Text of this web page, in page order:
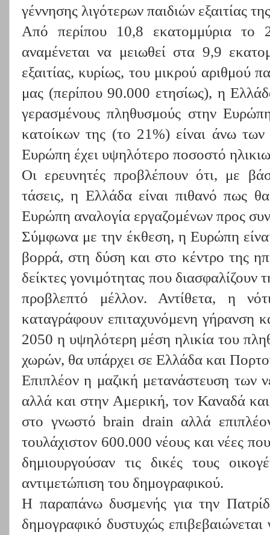
γέννησης λιγότερων παιδιών εξαιτίας
Από περίπου 10,8 εκατομμύρια το
αναμένεται να μειωθεί στα 9,9
εξαιτίας, κυρίως, του μικρού αριθμού
μας (περίπου 90.000 ετησίως), η
γερασμένους πληθυσμούς στην
κατοίκων της (το 21%) είναι άνω
Ευρώπη έχει υψηλότερο ποσοστό
Οι ερευνητές προβλέπουν ότι, με
τάσεις, η Ελλάδα είναι πιθανό πως
Ευρώπη αναλογία εργαζομένων προς
Σύμφωνα με την έκθεση, η Ευρώπη
βορρά, στη δύση και στο κέντρο της
δείκτες γονιμότητας που
προβλεπτό μέλλον. Αντίθετα, η
καταγράφουν επιταχυνόμενη γήρανση
2050 η υψηλότερη μέση ηλικία του
χωρών, θα υπάρχει σε Ελλάδα και
Επιπλέον η μαζική μετανάστευση των
αλλά και στην Αμερική, τον Καναδά
στο γνωστό brain drain αλλά
τουλάχιστον 600.000 νέους και νέες
δημιουργούσαν τις δικές τους
αντιμετώπιση του δημογραφικού.
Η παραπάνω δυσμενής για την
δημογραφικό δυστυχώς